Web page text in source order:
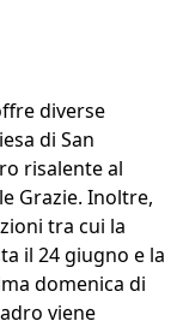
diverse
di San
risalente al
Grazie. Inoltre,
tra cui la
il 24 giugno e la
domenica di
viene